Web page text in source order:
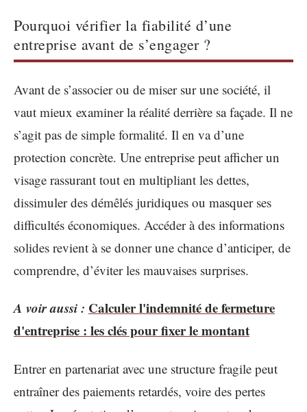
Pourquoi vérifier la fiabilité d’une
entreprise avant de s’engager ?
Avant de s’associer ou de miser sur une société, il
vaut mieux examiner la réalité derrière sa façade. Il ne
s’agit pas de simple formalité. Il en va d’une
protection concrète. Une entreprise peut afficher un
visage rassurant tout en multipliant les dettes,
dissimuler des démêlés juridiques ou masquer ses
difficultés économiques. Accéder à des informations
solides revient à se donner une chance d’anticiper, de
comprendre, d’éviter les mauvaises surprises.
A voir aussi : Calculer l'indemnité de fermeture
d'entreprise : les clés pour fixer le montant
Entrer en partenariat avec une structure fragile peut
entraîner des paiements retardés, voire des pertes